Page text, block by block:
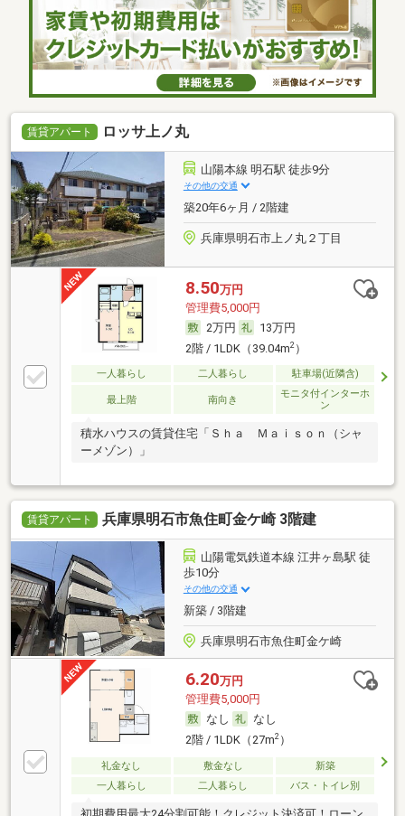
賃貸アパート ロッサ上ノ丸
山陽本線 明石駅 徒歩9分
その他の交通
築20年6ヶ月 / 2階建
兵庫県明石市上ノ丸２丁目
8.50万円
管理費5,000円
2万円
13万円
2階 / 1LDK（39.04m2）
一人暮らし 二人暮らし 駐車場(近隣含)
最上階 南向き
モニタ付インターホ
ン
積水ハウスの賃貸住宅「Ｓｈａ Ｍａｉｓｏｎ（シャ
ーメゾン）」
賃貸アパート 兵庫県明石市魚住町金ケ崎 3階建
山陽電気鉄道本線 江井ヶ島駅 徒
歩10分
その他の交通
新築 / 3階建
兵庫県明石市魚住町金ケ崎
6.20万円
管理費5,000円
なし
なし
2階 / 1LDK（27m2）
礼金なし 敷金なし
新築
一人暮らし
二人暮らし バス・トイレ別